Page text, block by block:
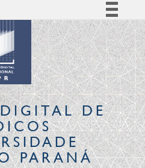
Simplifique!
Comunica BR
Participe
Acesso à informação
Legislação
CanaisDE
PARANÁ